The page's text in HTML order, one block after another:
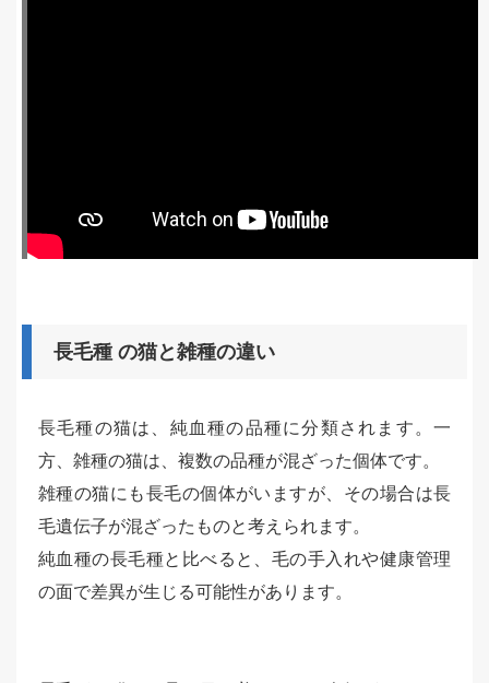
長毛種 の猫と雑種の違い
長毛種の猫は、純血種の品種に分類されます。一
方、雑種の猫は、複数の品種が混ざった個体です。
雑種の猫にも長毛の個体がいますが、その場合は長
毛遺伝子が混ざったものと考えられます。
純血種の長毛種と比べると、毛の手入れや健康管理
の面で差異が生じる可能性があります。